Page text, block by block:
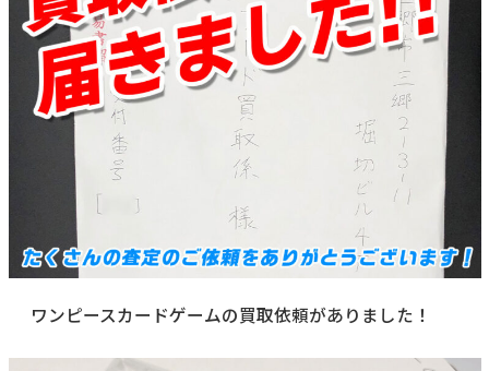
ワンピースカードゲームの買取依頼がありました！